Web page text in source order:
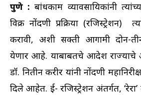
पुणे : बांधकाम व्यावसायिकांनी
विक्री नोंदणी प्रक्रिया (रजिस्ट्रेशन)
करावी, अशी सक्ती आगामी दोन-
येणार आहे. याबाबतचे आदेश राज्याचे
डॉ. नितीन करीर यांनी नोंदणी
दिले आहेत. ई- रजिस्ट्रेशन अंतर्गत, ʻरेराʼ